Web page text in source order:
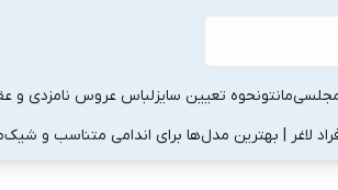
مانتونحوه تعیین سایزلباس عروس نامزدی و
لاغر | بهترین مدل‌ها برای اندامی متناسب و شیک